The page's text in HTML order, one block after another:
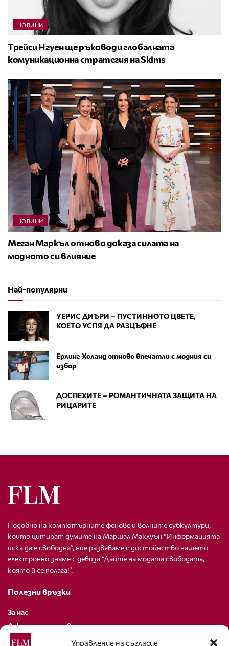
Управление на съгласие
НОВИНИ
Трейси Нгуен ще ръководи глобалната
комуникационна стратегия на Skims
НОВИНИ
Меган Маркъл отново доказа силата на
модното си влияние
Най-популярни
УЕРИС ДИЪРИ – ПУСТИННОТО ЦВЕТЕ,
КОЕТО УСПЯ ДА РАЗЦЪФНЕ
Ерлинг Холанд отново впечатли с модния си
избор
ДОСПЕХИТЕ – РОМАНТИЧНАТА ЗАЩИТА НА
РИЦАРИТЕ
Подобно на компютърните фенове и волните субкултури,
които цитират думите на Маршал Маклуън “Информацията
иска да е свободна”, ние развяваме с достойнство нашето
електронно знаме с девиза “Дайте на модата свободата,
която й се полага!”.
Полезни връзки
За нас
Декларация за поверителност
Политика за бисквитки